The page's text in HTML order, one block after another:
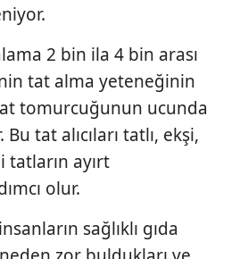
Korunması Kanunu uyarınca
kullanılan çerezlerle ilgili bilgi
.
2 bin ila 4 bin arası
tat alma yeteneğinin
tat tomurcuğunun ucunda
tat alıcıları tatlı, ekşi,
tatların ayırt
olur.
sağlıklı gıda